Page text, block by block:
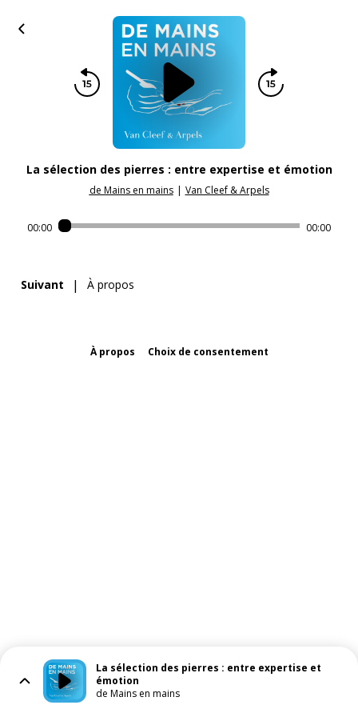
La sélection des pierres : entre expertise et émotion
de Mains en mains | Van Cleef & Arpels
00:00 00:00
Suivant | À propos
À propos Choix de consentement
La sélection des pierres : entre expertise et
émotion
de Mains en mains